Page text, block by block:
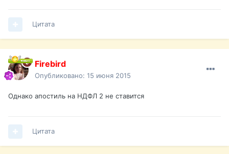
Цитата
Firebird
Опубликовано: 15 июня 2015
Однако апостиль на НДФЛ 2 не ставится
Цитата